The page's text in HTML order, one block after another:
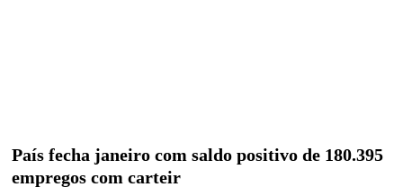
País fecha janeiro com saldo positivo de 180.395
empregos com carteir